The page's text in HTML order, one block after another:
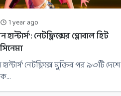
1 year ago
নেটফ্লিক্সের গ্লোবাল হিট
নেটফ্লিক্সে মুক্তির পর ৯৩টি দেশে